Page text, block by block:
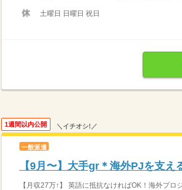
土曜日 日曜日 祝日
1週間以内公開 ＼イチオシ!／
一般派遣
【9月〜】大手gr＊海外PJを支
【月収27万↑】 英語に抵抗なければOK！海外プロ